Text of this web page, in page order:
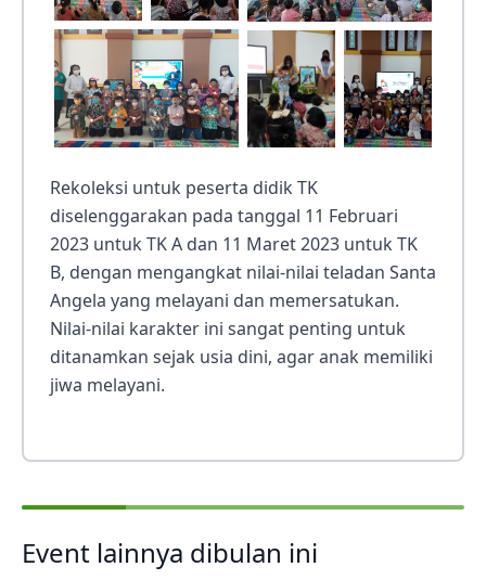
Rekoleksi untuk peserta didik TK
diselenggarakan pada tanggal 11 Februari
2023 untuk TK A dan 11 Maret 2023 untuk TK
B, dengan mengangkat nilai-nilai teladan Santa
Angela yang melayani dan memersatukan.
Nilai-nilai karakter ini sangat penting untuk
ditanamkan sejak usia dini, agar anak memiliki
jiwa melayani.
Event lainnya dibulan ini